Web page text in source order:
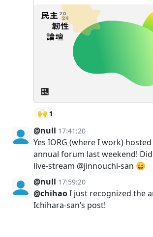
🙌 1
@null 17:41:20
Yes IORG (where I work)
annual forum last weekend!
live-stream @jinnouchi-san 😄
@null 17:59:20
@chihaoI just recognized the
Ichihara-san’s post!